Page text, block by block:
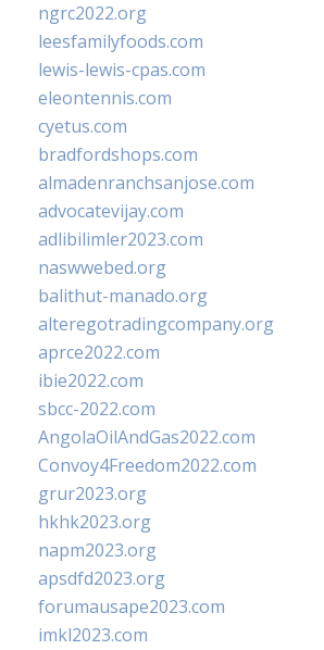
ngrc2022.org
leesfamilyfoods.com
lewis-lewis-cpas.com
eleontennis.com
cyetus.com
bradfordshops.com
almadenranchsanjose.com
advocatevijay.com
adlibilimler2023.com
naswwebed.org
balithut-manado.org
alteregotradingcompany.org
aprce2022.com
ibie2022.com
sbcc-2022.com
AngolaOilAndGas2022.com
Convoy4Freedom2022.com
grur2023.org
hkhk2023.org
napm2023.org
apsdfd2023.org
forumausape2023.com
imkl2023.com